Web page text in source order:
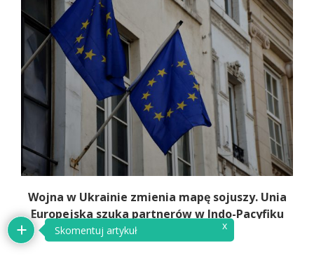
Wojna w Ukrainie zmienia mapę sojuszy. Unia
Europejska szuka partnerów w Indo-Pacyfiku
Skomentuj artykuł x